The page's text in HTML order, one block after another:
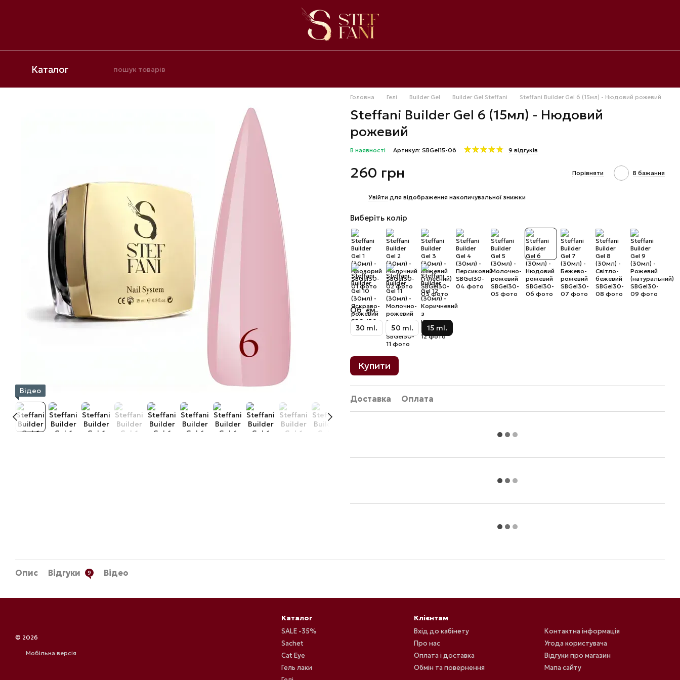
Каталог
Відео
Головна Гелі Builder Gel Builder Gel Steffani Steffani Builder Gel 6 (15мл) - Нюдовий рожевий
Steffani Builder Gel 6 (15мл) - Нюдовий
рожевий
В наявності Артикул: SBGel15-06 9 відгуків
260 грн Порівняти В бажання
Увійти для відображення накопичувальної знижки
Виберіть колір
Об`єм
30 ml. 50 ml. 15 ml.
Купити
Доставка Оплата
Опис Відгуки 9 Відео
© 2026
Мобільна версія
Каталог
SALE -35%
Sachet
Cat Eye
Гель лаки
Клієнтам
Вхід до кабінету
Про нас
Оплата і доставка
Обмін та повернення
Контактна інформація
Угода користувача
Відгуки про магазин
Мапа сайту